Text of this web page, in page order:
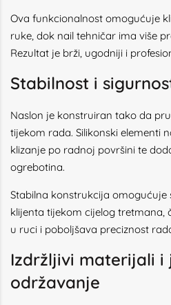
Ova funkcionalnost omogućuje
ruke, dok nail tehničar ima više
Rezultat je brži, ugodniji i
Stabilnost i
Naslon je konstruiran tako da
tijekom rada. Silikonski elementi
klizanje po radnoj površini te
ogrebotina.
Stabilna konstrukcija omogućuje
klijenta tijekom cijelog tretmana,
u ruci i poboljšava preciznost
Izdržljivi materijali i
održavanje